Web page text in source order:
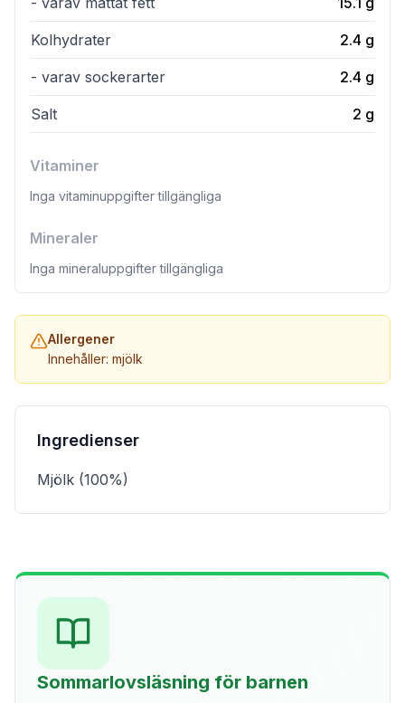
Kolhydrater 2.4 g
- varav sockerarter 2.4 g
Salt 2 g
Vitaminer
Inga vitaminuppgifter tillgängliga
Mineraler
Inga mineraluppgifter tillgängliga
Allergener
Innehåller: mjölk
Ingredienser
Mjölk (100%)
Sommarlovsläsning för barnen